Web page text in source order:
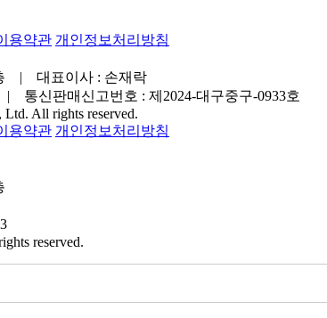
용약관 개인정보처리방침
| 대표이사 : 손재락
통신판매신고번호 : 제2024-대구중구-0933호
All rights reserved.
용약관 개인정보처리방침
reserved.